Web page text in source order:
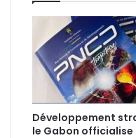
Développement
le Gabon officialise